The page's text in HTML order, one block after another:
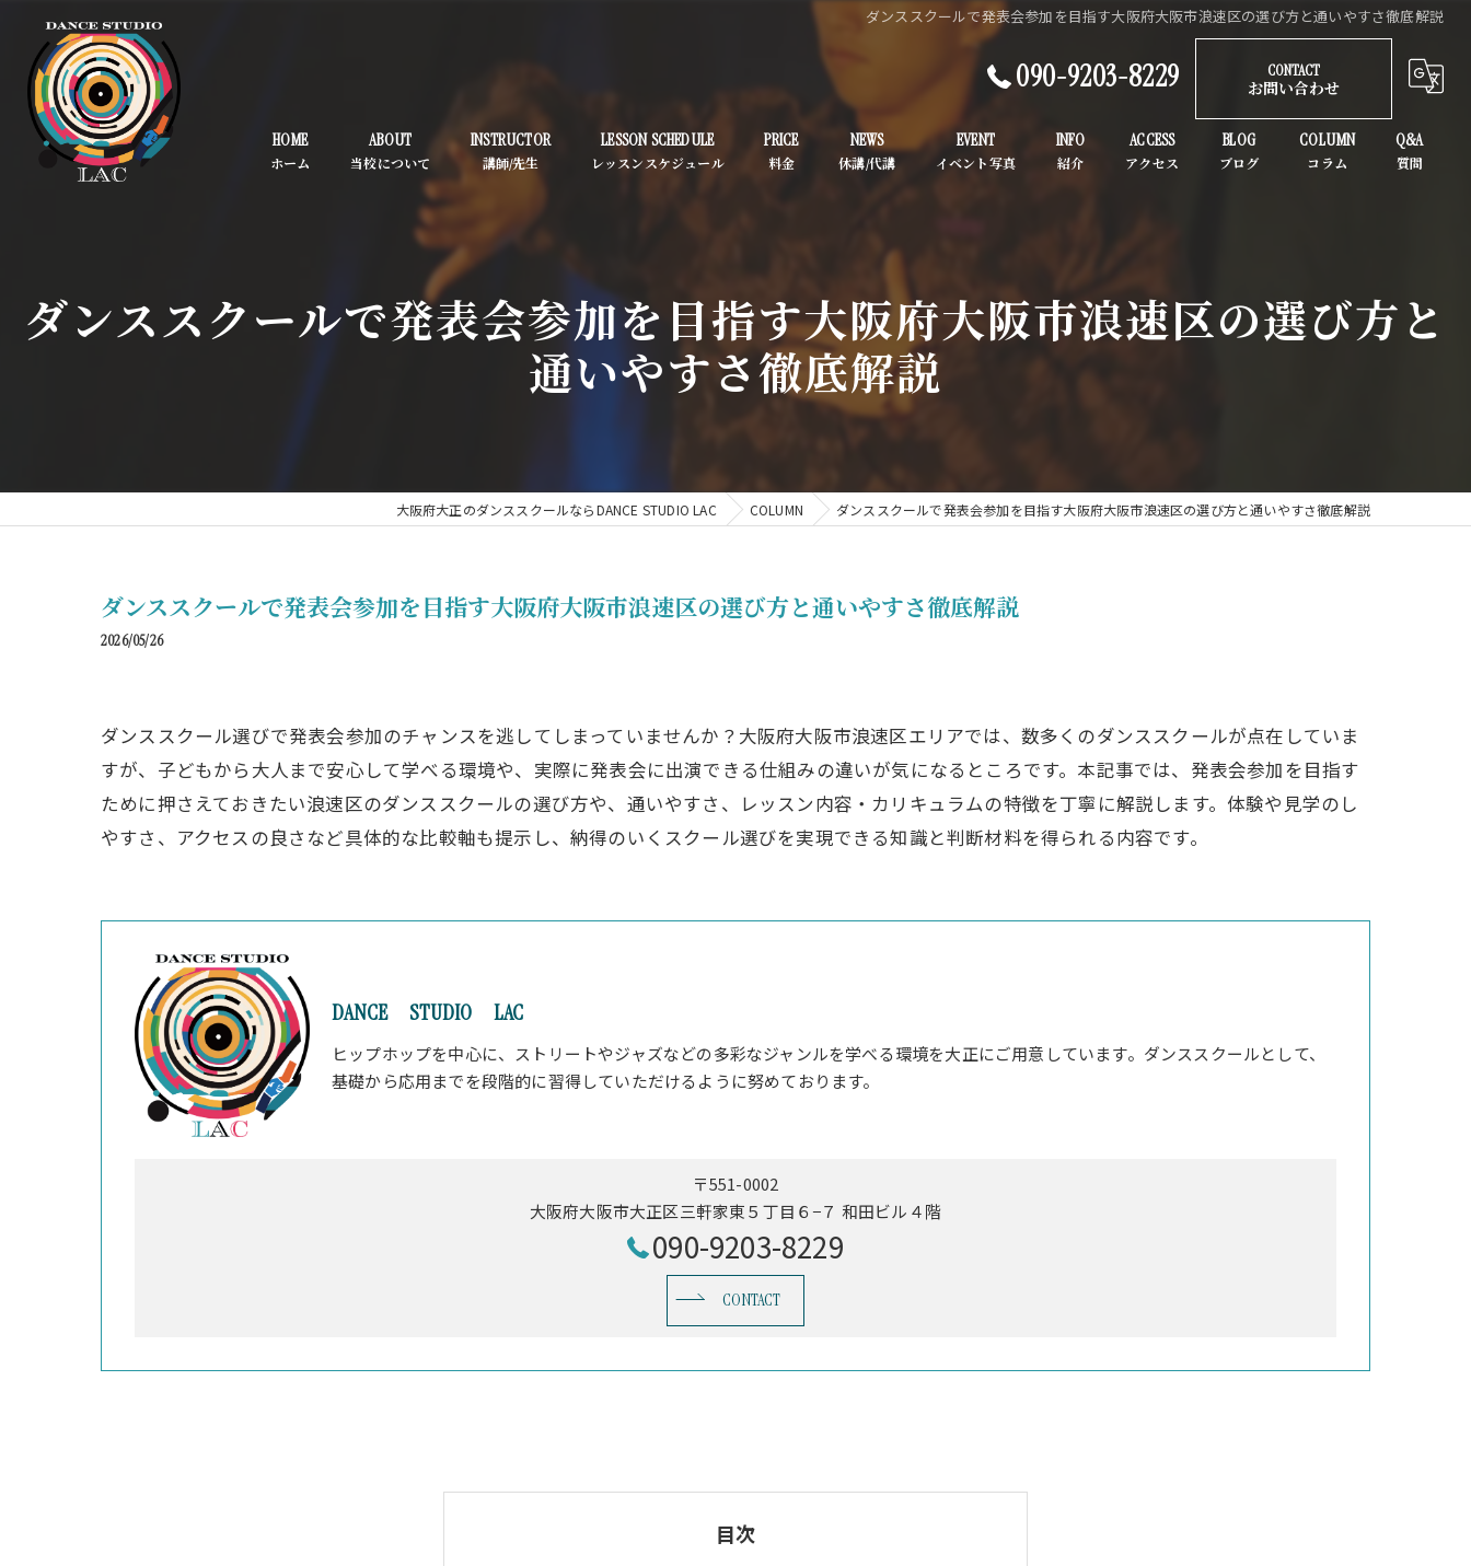
ダンススクールで発表会参加を目指す大阪府大阪市浪速区の選び方と通いやすさ徹底解説
090-9203-8229
CONTACT
お問い合わせ
HOME ABOUT INSTRUCTOR LESSON SCHEDULE PRICE NEWS EVENT INFO
子供
ACCESS BLOG COLUMN Q&A
ダンススクールで発表会参加を目指す大阪府大阪市浪速区の選び方と
通いやすさ徹底解説
大阪府大正のダンススクールならDANCE STUDIO LAC COLUMN ダンススクールで発表会参加を目指す大阪府大阪市浪速区の選び方と通いやすさ徹底解説
ダンススクールで発表会参加を目指す大阪府大阪市浪速区の選び方と通いやすさ徹底解説
2026/05/26
ダンススクール選びで発表会参加のチャンスを逃してしまっていませんか？大阪府大阪市浪速区エリアでは、数多くのダンススクールが点在していま
すが、子どもから大人まで安心して学べる環境や、実際に発表会に出演できる仕組みの違いが気になるところです。本記事では、発表会参加を目指す
ために押さえておきたい浪速区のダンススクールの選び方や、通いやすさ、レッスン内容・カリキュラムの特徴を丁寧に解説します。体験や見学のし
やすさ、アクセスの良さなど具体的な比較軸も提示し、納得のいくスクール選びを実現できる知識と判断材料を得られる内容です。
DANCE STUDIO LAC
ヒップホップを中心に、ストリートやジャズなどの多彩なジャンルを学べる環境を大正にご用意しています。ダンススクールとして、
基礎から応用までを段階的に習得していただけるように努めております。
〒551-0002
大阪府大阪市大正区三軒家東５丁目６−７ 和田ビル４階
090-9203-8229
CONTACT
目次